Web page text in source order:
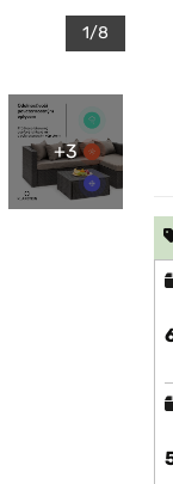
1/8
+3